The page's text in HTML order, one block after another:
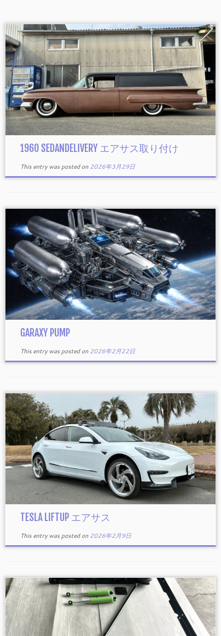
1960 SEDANDELIVERY エアサス取り付け
This entry was posted on 2026年3月29日
GARAXY PUMP
This entry was posted on 2026年2月22日
TESLA LIFTUP エアサス
This entry was posted on 2026年2月9日